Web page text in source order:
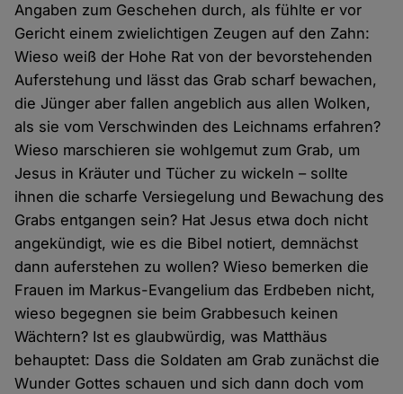
Angaben zum Geschehen durch, als fühlte er vor
Gericht einem zwielichtigen Zeugen auf den Zahn:
Wieso weiß der Hohe Rat von der bevorstehenden
Auferstehung und lässt das Grab scharf bewachen,
die Jünger aber fallen angeblich aus allen Wolken,
als sie vom Verschwinden des Leichnams erfahren?
Wieso marschieren sie wohlgemut zum Grab, um
Jesus in Kräuter und Tücher zu wickeln – sollte
ihnen die scharfe Versiegelung und Bewachung des
Grabs entgangen sein? Hat Jesus etwa doch nicht
angekündigt, wie es die Bibel notiert, demnächst
dann auferstehen zu wollen? Wieso bemerken die
Frauen im Markus-Evangelium das Erdbeben nicht,
wieso begegnen sie beim Grabbesuch keinen
Wächtern? Ist es glaubwürdig, was Matthäus
behauptet: Dass die Soldaten am Grab zunächst die
Wunder Gottes schauen und sich dann doch vom